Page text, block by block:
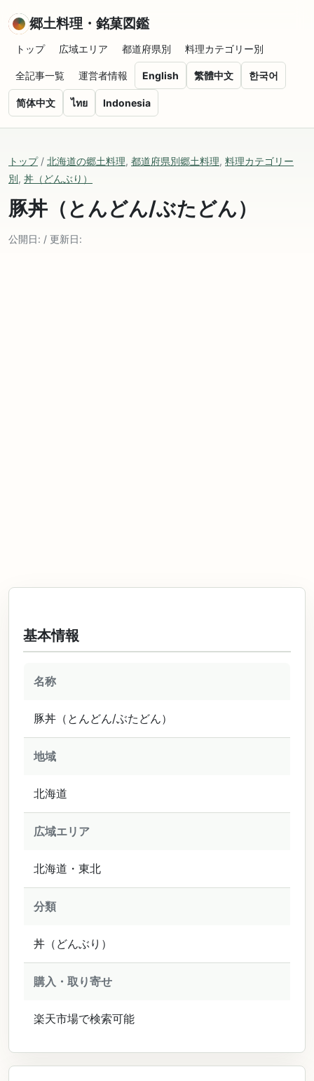
郷土料理・銘菓図鑑
トップ 広域エリア 都道府県別 料理カテゴリー別
全記事一覧 運営者情報 English 繁體中文 한국어
简体中文 ไทย Indonesia
トップ/ 北海道の郷土料理, 都道府県別郷土料理, 料理カテゴリー
別, 丼（どんぶり）
豚丼（とんどん/ぶたどん）
公開日: / 更新日:
基本情報
名称
豚丼（とんどん/ぶたどん）
地域
北海道
広域エリア
北海道・東北
分類
丼（どんぶり）
購入・取り寄せ
楽天市場で検索可能